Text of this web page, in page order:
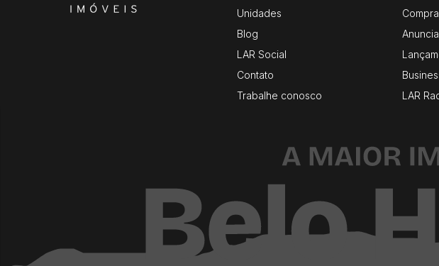
Unidades
Blog
LAR Social
Contato
Trabalhe conosco
LAR